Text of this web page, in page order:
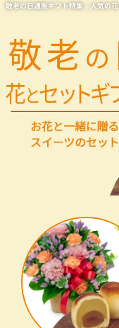
敬老の日通販ギフト特集｜人気の